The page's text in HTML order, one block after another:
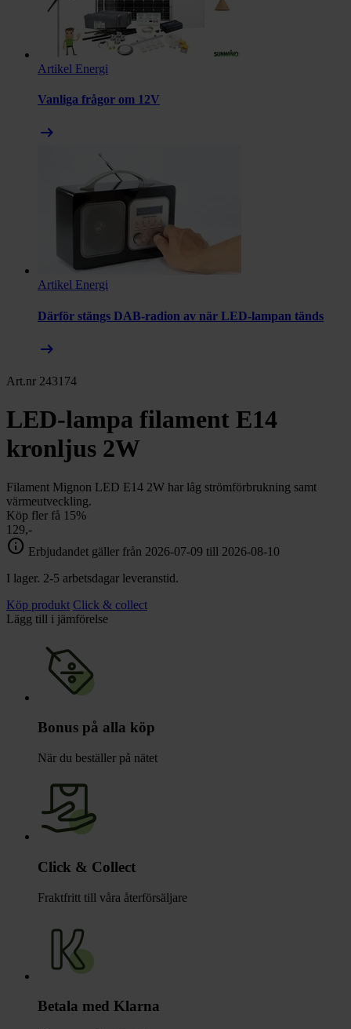
Artikel Energi
Vanliga frågor om 12V
arrow_right_alt
Artikel Energi
Därför stängs DAB-radion av när LED-lampan tänds
arrow_right_alt
Art.nr 243174
LED-lampa filament E14
kronljus 2W
Filament Mignon LED E14 2W har låg strömförbrukning samt
värmeutveckling.
Köp fler få 15%
129,-
info Erbjudandet gäller från 2026-07-09 till 2026-08-10
I lager. 2-5 arbetsdagar leveranstid.
Köp produkt Click & collect
Lägg till i jämförelse
Bonus på alla köp
När du beställer på nätet
Click & Collect
Fraktfritt till våra återförsäljare
Betala med Klarna